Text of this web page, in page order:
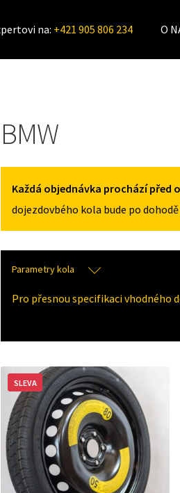
na: +421 905 806 234 O
BMW
Každá objednávka prochází před
dojezdovbého kola bude po
Parametry kola
Pro přesnou specifikaci vhodného
SLEVA